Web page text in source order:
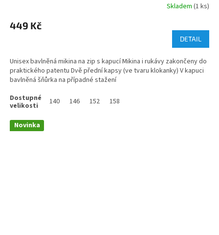
Skladem (1 ks)
449 Kč
DETAIL
Unisex bavlněná mikina na zip s kapucí Mikina i rukávy zakončeny do
praktického patentu Dvě přední kapsy (ve tvaru klokanky) V kapuci
bavlněná šňůrka na případné stažení
140 146 152 158
Novinka